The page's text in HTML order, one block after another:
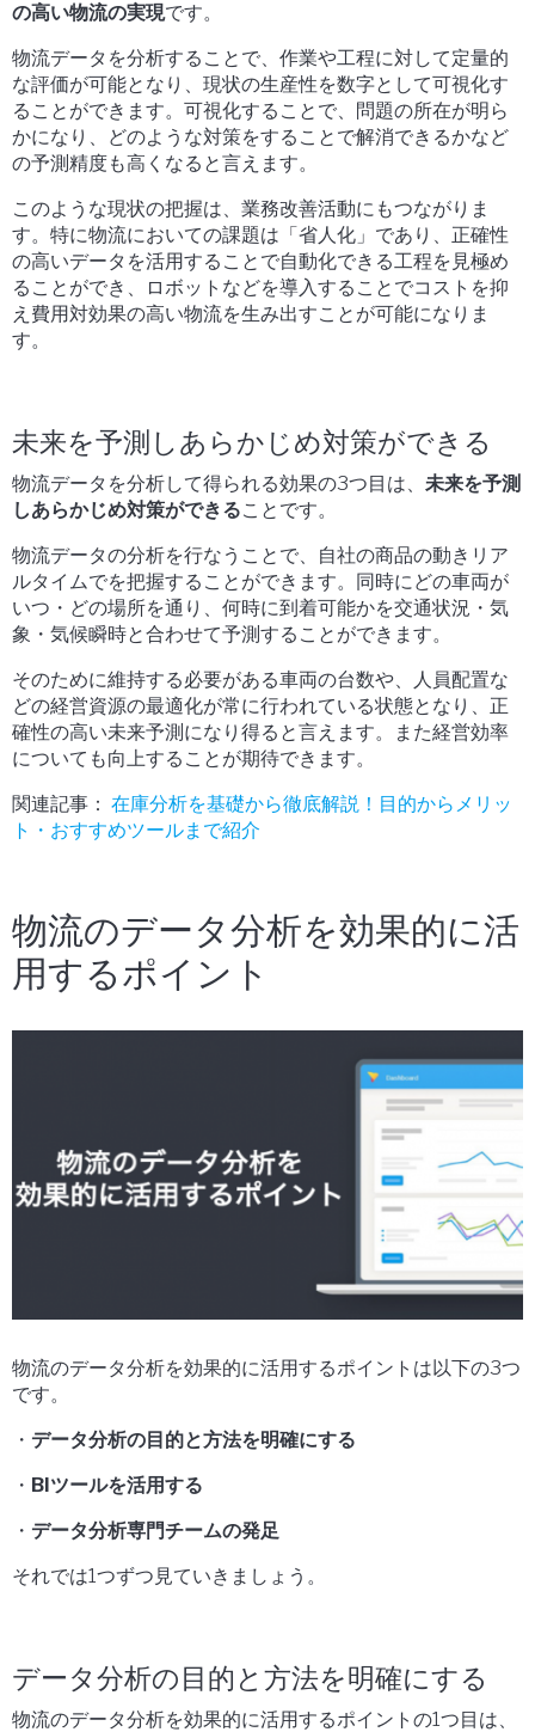
の高い物流の実現です。
物流データを分析することで、作業や工程に対して定量的
な評価が可能となり、現状の生産性を数字として可視化す
ることができます。可視化することで、問題の所在が明ら
かになり、どのような対策をすることで解消できるかなど
の予測精度も高くなると言えます。
このような現状の把握は、業務改善活動にもつながりま
す。特に物流においての課題は「省人化」であり、正確性
の高いデータを活用することで自動化できる工程を見極め
ることができ、ロボットなどを導入することでコストを抑
え費用対効果の高い物流を生み出すことが可能になりま
す。
未来を予測しあらかじめ対策ができる
物流データを分析して得られる効果の3つ目は、 未来を予測
しあらかじめ対策ができることです。
物流データの分析を行なうことで、自社の商品の動きリア
ルタイムでを把握することができます。同時にどの車両が
いつ・どの場所を通り、何時に到着可能かを交通状況・気
象・気候瞬時と合わせて予測することができます。
そのために維持する必要がある車両の台数や、人員配置な
どの経営資源の最適化が常に行われている状態となり、正
確性の高い未来予測になり得ると言えます。また経営効率
についても向上することが期待できます。
関連記事： 在庫分析を基礎から徹底解説！目的からメリッ
ト・おすすめツールまで紹介
物流のデータ分析を効果的に活
用するポイント
物流のデータ分析を効果的に活用するポイントは以下の3つ
です。
・ データ分析の目的と方法を明確にする
・ BIツールを活用する
・ データ分析専門チームの発足
それでは1つずつ見ていきましょう。
データ分析の目的と方法を明確にする
物流のデータ分析を効果的に活用するポイントの1つ目は、